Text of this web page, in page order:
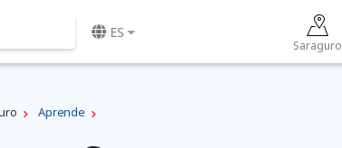
ES
Saraguro
Aprende